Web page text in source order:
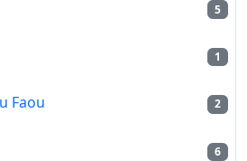
5
1
Faou 2
6